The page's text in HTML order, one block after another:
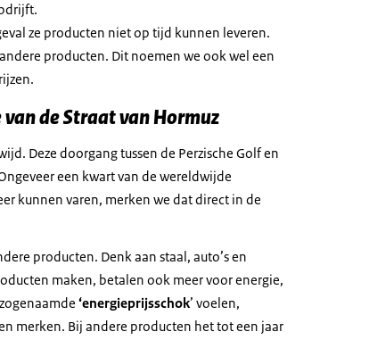
ze producten niet op tijd kunnen leveren.
producten. Dit noemen we ook wel een
de Straat van Hormuz
Deze doorgang tussen de Perzische Golf en
een kwart van de wereldwijde
kunnen varen, merken we dat direct in de
producten. Denk aan staal, auto’s en
maken, betalen ook meer voor energie,
‘energieprijsschok’ voelen,
merken. Bij andere producten het tot een jaar